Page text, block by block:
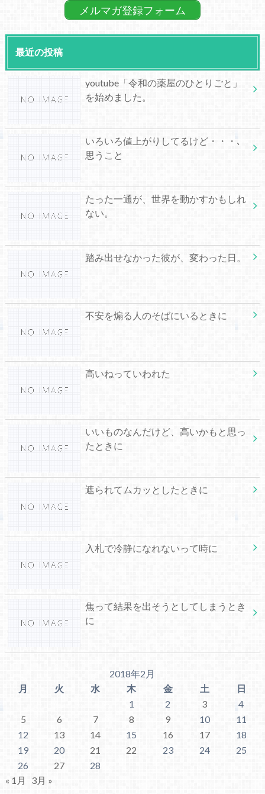
メルマガ登録フォーム
最近の投稿
youtube「令和の薬屋のひとりごと」
を始めました。
いろいろ値上がりしてるけど・・・､
思うこと
たった一通が、世界を動かすかもしれ
ない。
踏み出せなかった彼が、変わった日。
不安を煽る人のそばにいるときに
高いねっていわれた
いいものなんだけど、高いかもと思っ
たときに
遮られてムカッとしたときに
入札で冷静になれないって時に
焦って結果を出そうとしてしまうとき
に
2018年2月
月
火 水 木 金 土
日
1
2 3
4
5
6 7 8 9 10
11
12
13 14 15 16 17
18
19
20 21 22 23 24
25
26
27
28
« 1月
3月 »